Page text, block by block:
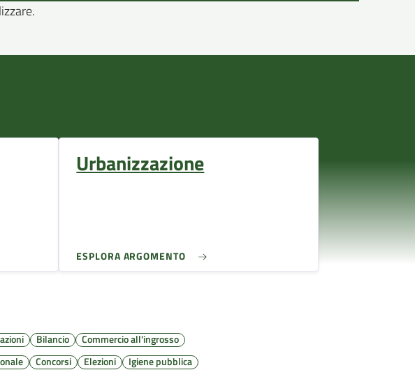
Urbanizzazione
ESPLORA ARGOMENTO
Bilancio
Commercio all'ingrosso
Concorsi Elezioni
Igiene pubblica